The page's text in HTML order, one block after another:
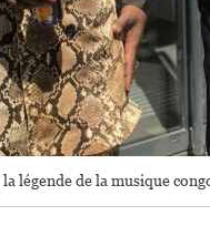
légende de la musique